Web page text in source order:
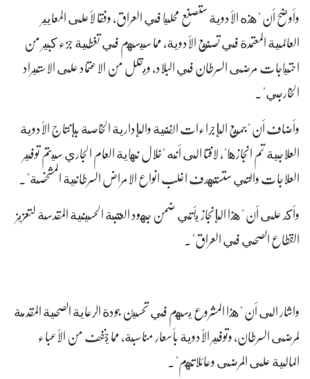
وأوضح أن "هذه الأدوية ستصنع محليا في العراق، وفقا لأعلى المعايير
العالمية المعتمدة في تصنيع الأدوية، مما سيسهم في تغطية جزء كبير من
احتياجات مرضى السرطان في البلاد، ويقلل من الاعتماد على الاستيراد
الخارجي".
وأضاف أن "جميع الإجراءات الفنية والإدارية الخاصة بإنتاج الأدوية
العلاجية تم انجازها"، لافتا الى أنه "خلال نهاية العام الجاري سيتم توفير
العلاجات والتي ستستهدف اغلب انواع الامراض السرطانية المشخصة".
وأكد على أن "هذا الإنجاز يأتي ضمن جهود العتبة الحسينية المقدسة لتعزيز
القطاع الصحي في العراق".
واشار الى أن "هذا المشروع يسهم في تحسين جودة الرعاية الصحية المقدمة
لمرضى السرطان، وتوفير الأدوية بأسعار مناسبة، مما يخفف من الأعباء
المالية على المرضى وعائلاتهم".